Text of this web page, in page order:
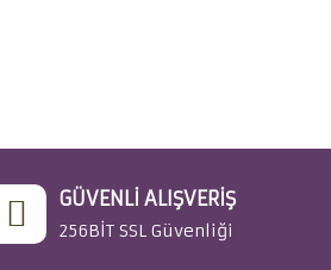
GÜVENLI ALIŞVERIŞ
256BİT SSL Güvenliği